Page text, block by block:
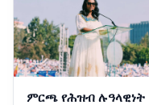
ምርጫ የሕዝብ ሉዓላዊነት